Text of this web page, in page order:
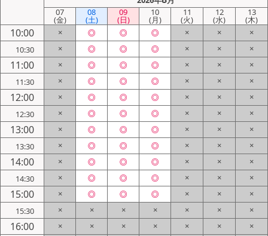
家づくりの知識
企業情報
お問い合わせ
07
(金)
08
(土)
09
(日)
10
(月)
11
(火)
12
(水)
13
(木)
10:00 × ◎ ◎ ◎ × ×
×
10:30
× ◎ ◎ ◎ × × ×
11:00 × ◎ ◎ ◎ × ×
×
11:30
× ◎ ◎ ◎ × × ×
12:00 × ◎ ◎ ◎ × ×
×
12:30
× ◎ ◎ ◎ × × ×
13:00 × ◎ ◎ ◎ × ×
×
13:30
× ◎ ◎ ◎ × × ×
14:00 × ◎ ◎ ◎ × ×
×
14:30
× ◎ ◎ ◎ × × ×
15:00 × ◎ ◎ ◎ × ×
×
15:30
× × × × × × ×
16:00 × × × × × ×
×